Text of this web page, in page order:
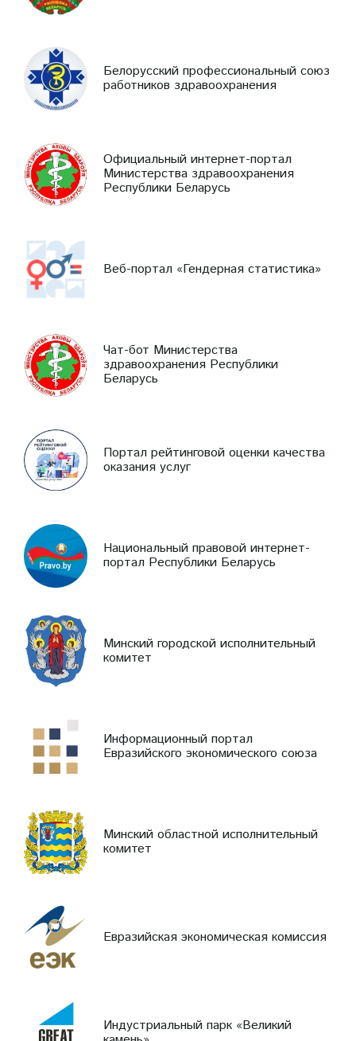
Белорусский профессиональный союз
работников здравоохранения
Официальный интернет-портал
Министерства здравоохранения
Республики Беларусь
Веб-портал «Гендерная статистика»
Чат-бот Министерства
здравоохранения Республики
Беларусь
Портал рейтинговой оценки качества
оказания услуг
Национальный правовой интернет-
портал Республики Беларусь
Минский городской исполнительный
комитет
Информационный портал
Евразийского экономического союза
Минский областной исполнительный
комитет
Евразийская экономическая комиссия
Индустриальный парк «Великий